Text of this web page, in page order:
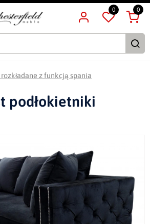
0 0
rozkładane z funkcją spania
podłokietniki